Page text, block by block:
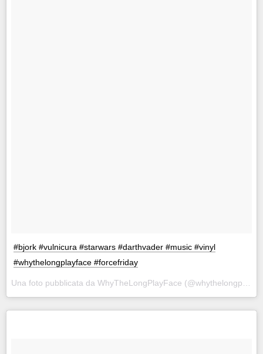
#bjork #vulnicura #starwars #darthvader #music #vinyl
#whythelongplayface #forcefriday